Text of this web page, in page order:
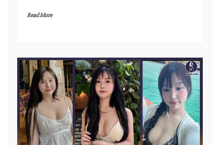
Read More